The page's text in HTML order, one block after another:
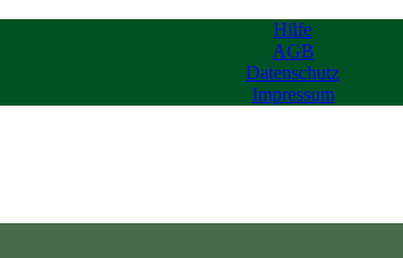
Hilfe
AGB
Datenschutz
Impressum